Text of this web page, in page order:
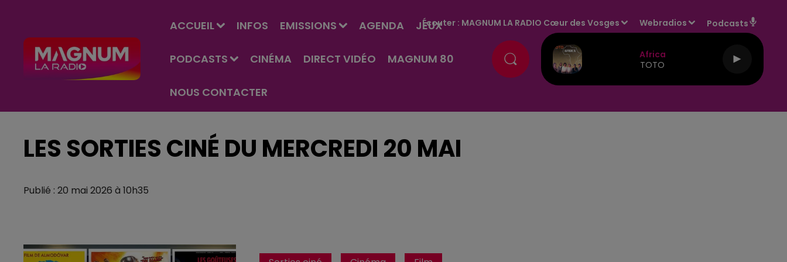
ACCUEIL INFOS EMISSIONS AGENDA JEUX
PODCASTS CINÉMA DIRECT VIDÉO MAGNUM 80
NOUS CONTACTER
Écouter : MAGNUM LA RADIO Cœur des Vosges Webradios Podcasts
Africa
TOTO
LES SORTIES CINÉ DU MERCREDI 20 MAI
Publié : 20 mai 2026 à 10h35